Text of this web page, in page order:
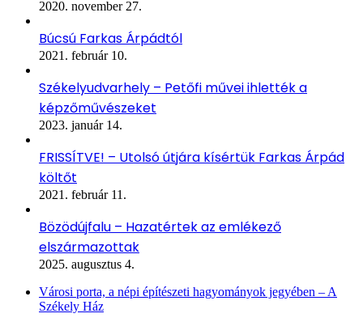
2020. november 27.
Búcsú Farkas Árpádtól
2021. február 10.
Székelyudvarhely – Petőfi művei ihlették a
képzőművészeket
2023. január 14.
FRISSÍTVE! – Utolsó útjára kísértük Farkas Árpád
költőt
2021. február 11.
Bözödújfalu – Hazatértek az emlékező
elszármazottak
2025. augusztus 4.
Városi porta, a népi építészeti hagyományok jegyében – A
Székely Ház